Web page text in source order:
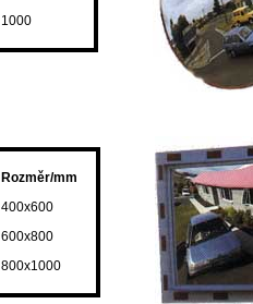
1000
Rozměr/mm
400x600
600x800
800x1000